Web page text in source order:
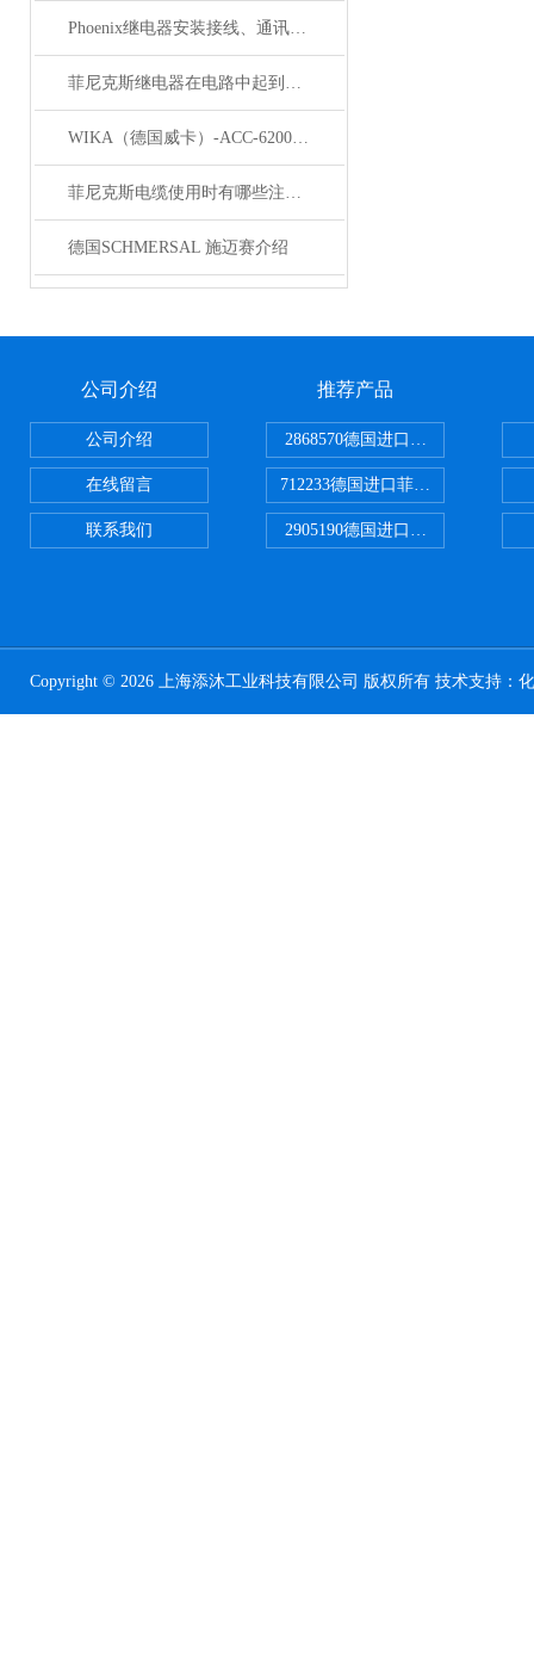
Phoenix继电器安装接线、通讯集成与故障诊断指南
菲尼克斯继电器在电路中起到什么作用？
WIKA（德国威卡）-ACC-6200系列压力变送器简介
菲尼克斯电缆使用时有哪些注意事项？
德国SCHMERSAL 施迈赛介绍
公司介绍
公司介绍
在线留言
联系我们
推荐产品
2868570德国进口菲尼克斯电源
712233德国进口菲尼克斯断路器
2905190德国进口菲尼克斯继电器
Copyright © 2026 上海添沐工业科技有限公司 版权所有 技术支持：